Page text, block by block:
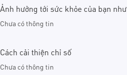
Ảnh hưởng tới sức khỏe của bạn
Chưa có thông tin
Cách cải thiện chỉ số
Chưa có thông tin